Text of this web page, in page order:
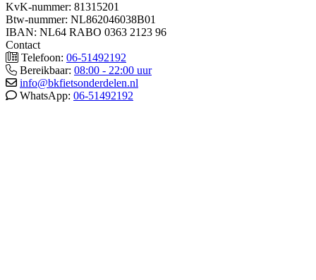
KvK-nummer: 81315201
Btw-nummer: NL862046038B01
IBAN: NL64 RABO 0363 2123 96
Contact
Telefoon: 06-51492192
Bereikbaar: 08:00 - 22:00 uur
info@bkfietsonderdelen.nl
WhatsApp: 06-51492192